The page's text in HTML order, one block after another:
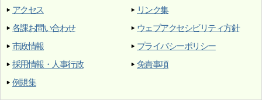
アクセス
各課お問い合わせ
市政情報
採用情報・人事行政
例規集
リンク集
ウェブアクセシビリティ方針
プライバシーポリシー
免責事項